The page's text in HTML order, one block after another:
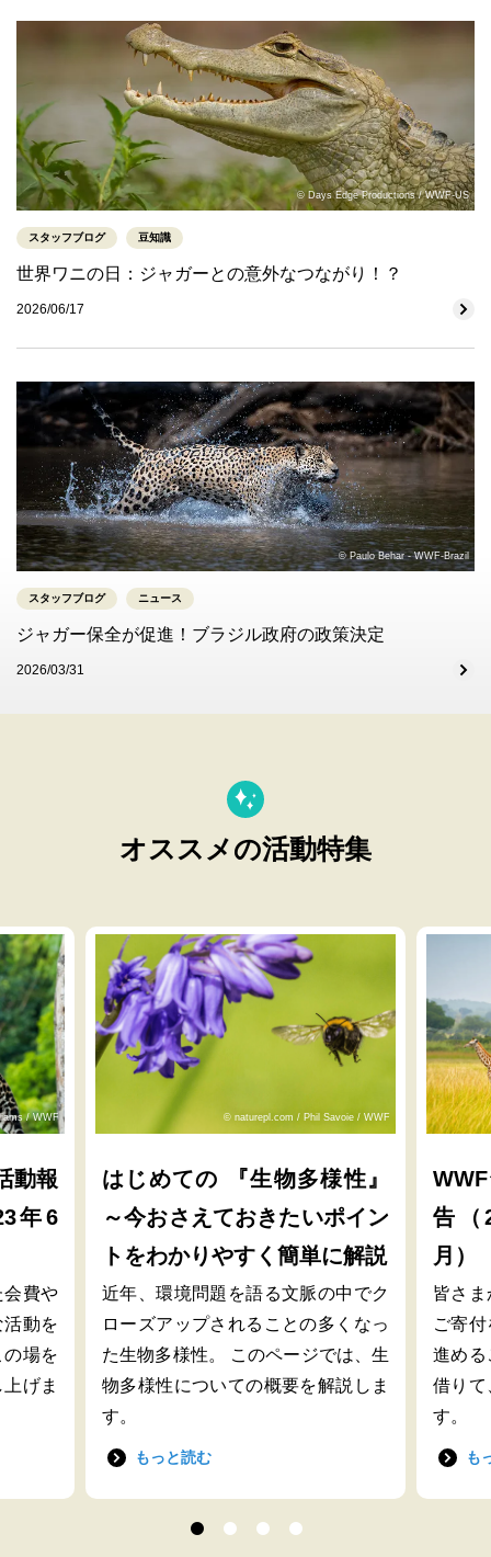
© Days Edge Productions / WWF-US
スタッフブログ 豆知識
世界ワニの日：ジャガーとの意外なつながり！？
2026/06/17
© Paulo Behar - WWF-Brazil
スタッフブログ ニュース
ジャガー保全が促進！ブラジル政府の政策決定
2026/03/31
オススメの活動特集
/ WWF
動報
年6
会費や
動を
場を
げま
© naturepl.com / Phil Savoie / WWF
はじめての 『生物多様性』
～今おさえておきたいポイン
トをわかりやすく簡単に解説
近年、環境問題を語る文脈の中でク
ローズアップされることの多くなっ
た生物多様性。 このページでは、生
物多様性についての概要を解説しま
す。
もっと読む
告（
月）
皆さ
ご寄
進める
借りて
す。
も